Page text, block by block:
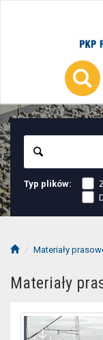
Typ plików:
Materiały
Materiały